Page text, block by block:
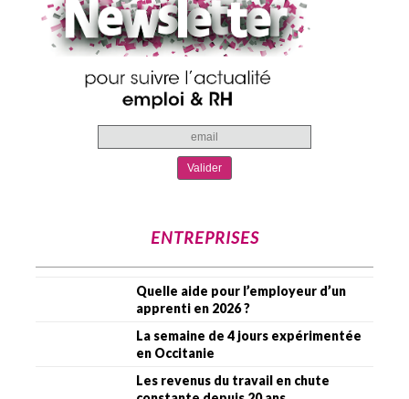
ENTREPRISES
Quelle aide pour l’employeur d’un
apprenti en 2026 ?
La semaine de 4 jours expérimentée
en Occitanie
Les revenus du travail en chute